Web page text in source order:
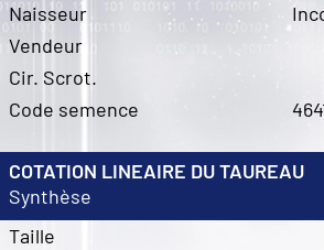
Naisseur
Vendeur
Cir. Scrot.
Code semence
COTATION LINEAIRE DU TAUREAU
Synthèse
Taille